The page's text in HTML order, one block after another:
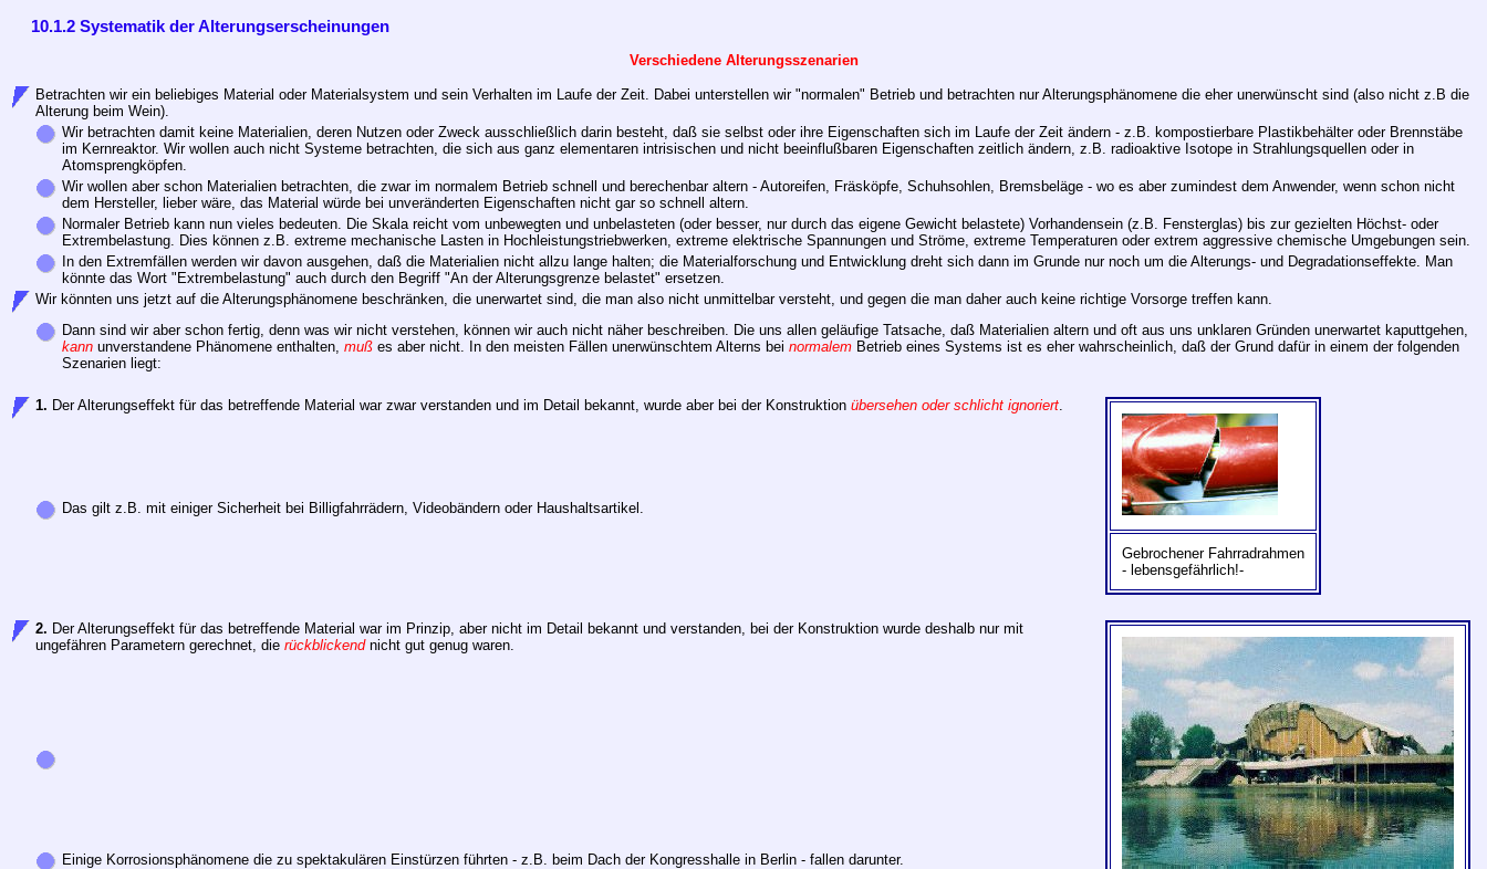
10.1.2 Systematik der Alterungserscheinungen
Verschiedene Alterungsszenarien
Betrachten wir ein beliebiges Material oder Materialsystem und sein Verhalten im Laufe der Zeit. Dabei unterstellen wir "normalen" Betrieb und betrachten nur Alterungsphänomene die eher unerwünscht sind (also nicht z.B die
Alterung beim Wein).
Wir betrachten damit keine Materialien, deren Nutzen oder Zweck ausschließlich darin besteht, daß sie selbst oder ihre Eigenschaften sich im Laufe der Zeit ändern - z.B. kompostierbare Plastikbehälter oder Brennstäbe
im Kernreaktor. Wir wollen auch nicht Systeme betrachten, die sich aus ganz elementaren intrisischen und nicht beeinflußbaren Eigenschaften zeitlich ändern, z.B. radioaktive Isotope in Strahlungsquellen oder in
Atomsprengköpfen.
Wir wollen aber schon Materialien betrachten, die zwar im normalem Betrieb schnell und berechenbar altern - Autoreifen, Fräsköpfe, Schuhsohlen, Bremsbeläge - wo es aber zumindest dem Anwender, wenn schon nicht
dem Hersteller, lieber wäre, das Material würde bei unveränderten Eigenschaften nicht gar so schnell altern.
Normaler Betrieb kann nun vieles bedeuten. Die Skala reicht vom unbewegten und unbelasteten (oder besser, nur durch das eigene Gewicht belastete) Vorhandensein (z.B. Fensterglas) bis zur gezielten Höchst- oder
Extrembelastung. Dies können z.B. extreme mechanische Lasten in Hochleistungstriebwerken, extreme elektrische Spannungen und Ströme, extreme Temperaturen oder extrem aggressive chemische Umgebungen sein.
In den Extremfällen werden wir davon ausgehen, daß die Materialien nicht allzu lange halten; die Materialforschung und Entwicklung dreht sich dann im Grunde nur noch um die Alterungs- und Degradationseffekte. Man
könnte das Wort "Extrembelastung" auch durch den Begriff "An der Alterungsgrenze belastet" ersetzen.
Wir könnten uns jetzt auf die Alterungsphänomene beschränken, die unerwartet sind, die man also nicht unmittelbar versteht, und gegen die man daher auch keine richtige Vorsorge treffen kann.
Dann sind wir aber schon fertig, denn was wir nicht verstehen, können wir auch nicht näher beschreiben. Die uns allen geläufige Tatsache, daß Materialien altern und oft aus uns unklaren Gründen unerwartet kaputtgehen,
kann unverstandene Phänomene enthalten, muß es aber nicht. In den meisten Fällen unerwünschtem Alterns bei normalem Betrieb eines Systems ist es eher wahrscheinlich, daß der Grund dafür in einem der folgenden
Szenarien liegt:
1. Der Alterungseffekt für das betreffende Material war zwar verstanden und im Detail bekannt, wurde aber bei der Konstruktion übersehen oder schlicht ignoriert.
Gebrochener Fahrradrahmen
- lebensgefährlich!-
Das gilt z.B. mit einiger Sicherheit bei Billigfahrrädern, Videobändern oder Haushaltsartikel.
2. Der Alterungseffekt für das betreffende Material war im Prinzip, aber nicht im Detail bekannt und verstanden, bei der Konstruktion wurde deshalb nur mit
ungefähren Parametern gerechnet, die rückblickendnicht gut genug waren.
Einige Korrosionsphänomene die zu spektakulären Einstürzen führten - z.B. beim Dach der Kongresshalle in Berlin - fallen darunter.